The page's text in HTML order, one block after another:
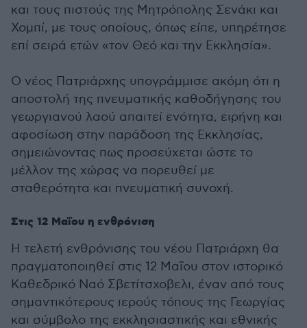
και τους πιστούς της Μητρόπολης Σενάκι και
Χομπί, με τους οποίους, όπως είπε, υπηρέτησε
επί σειρά ετών «τον Θεό και την Εκκλησία».
Ο νέος Πατριάρχης υπογράμμισε ακόμη ότι η
αποστολή της πνευματικής καθοδήγησης του
γεωργιανού λαού απαιτεί ενότητα, ειρήνη και
αφοσίωση στην παράδοση της Εκκλησίας,
σημειώνοντας πως προσεύχεται ώστε το
μέλλον της χώρας να πορευθεί με
σταθερότητα και πνευματική συνοχή.
Στις 12 Μαΐου η ενθρόνιση
Η τελετή ενθρόνισης του νέου Πατριάρχη θα
πραγματοποιηθεί στις 12 Μαΐου στον ιστορικό
Καθεδρικό Ναό Σβετίτσχοβελι, έναν από τους
σημαντικότερους ιερούς τόπους της Γεωργίας
και σύμβολο της εκκλησιαστικής και εθνικής